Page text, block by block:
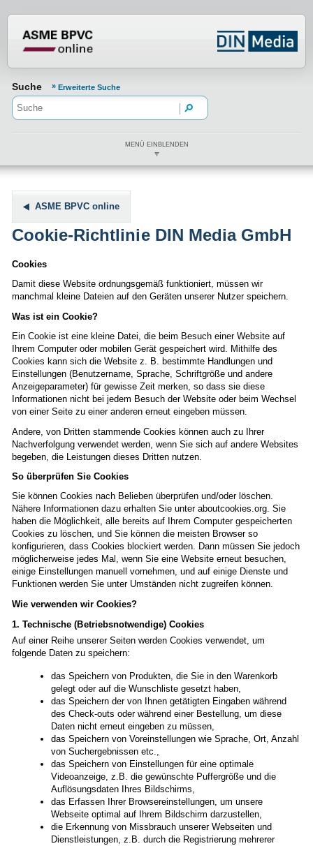
Suche Erweiterte Suche
MENÜ EINBLENDEN
ASME BPVC online
Cookie-Richtlinie DIN Media GmbH
Cookies
Damit diese Website ordnungsgemäß funktioniert, müssen wir
manchmal kleine Dateien auf den Geräten unserer Nutzer speichern.
Was ist ein Cookie?
Ein Cookie ist eine kleine Datei, die beim Besuch einer Website auf
Ihrem Computer oder mobilen Gerät gespeichert wird. Mithilfe des
Cookies kann sich die Website z. B. bestimmte Handlungen und
Einstellungen (Benutzername, Sprache, Schriftgröße und andere
Anzeigeparameter) für gewisse Zeit merken, so dass sie diese
Informationen nicht bei jedem Besuch der Website oder beim Wechsel
von einer Seite zu einer anderen erneut eingeben müssen.
Andere, von Dritten stammende Cookies können auch zu Ihrer
Nachverfolgung verwendet werden, wenn Sie sich auf andere Websites
begeben, die Leistungen dieses Dritten nutzen.
So überprüfen Sie Cookies
Sie können Cookies nach Belieben überprüfen und/oder löschen.
Nähere Informationen dazu erhalten Sie unter aboutcookies.org. Sie
haben die Möglichkeit, alle bereits auf Ihrem Computer gespeicherten
Cookies zu löschen, und Sie können die meisten Browser so
konfigurieren, dass Cookies blockiert werden. Dann müssen Sie jedoch
möglicherweise jedes Mal, wenn Sie eine Website erneut besuchen,
einige Einstellungen manuell vornehmen, und auf einige Dienste und
Funktionen werden Sie unter Umständen nicht zugreifen können.
Wie verwenden wir Cookies?
1. Technische (Betriebsnotwendige) Cookies
Auf einer Reihe unserer Seiten werden Cookies verwendet, um
folgende Daten zu speichern:
das Speichern von Produkten, die Sie in den Warenkorb
gelegt oder auf die Wunschliste gesetzt haben,
das Speichern der von Ihnen getätigten Eingaben während
des Check-outs oder während einer Bestellung, um diese
Daten nicht erneut eingeben zu müssen,
das Speichern von Voreinstellungen wie Sprache, Ort, Anzahl
von Suchergebnissen etc.,
das Speichern von Einstellungen für eine optimale
Videoanzeige, z.B. die gewünschte Puffergröße und die
Auflösungsdaten Ihres Bildschirms,
das Erfassen Ihrer Browsereinstellungen, um unsere
Webseite optimal auf Ihrem Bildschirm darzustellen,
die Erkennung von Missbrauch unserer Webseiten und
Dienstleistungen, z.B. durch die Registrierung mehrerer